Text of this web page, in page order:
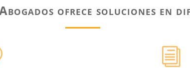
ofrece soluciones en
i